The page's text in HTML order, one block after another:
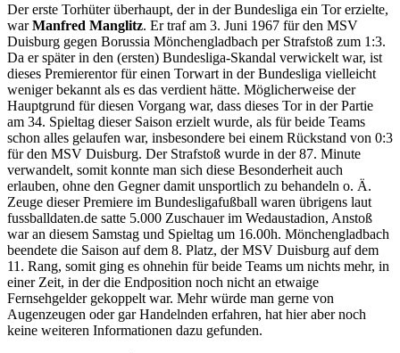
Der erste Torhüter überhaupt, der in der Bundesliga ein Tor erzielte,
warManfred Manglitz. Er traf am 3. Juni 1967 für den MSV
Duisburg gegen Borussia Mönchengladbach per Strafstoß zum 1:3.
Da er später in den (ersten) Bundesliga-Skandal verwickelt war, ist
dieses Premierentor für einen Torwart in der Bundesliga vielleicht
weniger bekannt als es das verdient hätte. Möglicherweise der
Hauptgrund für diesen Vorgang war, dass dieses Tor in der Partie
am 34. Spieltag dieser Saison erzielt wurde, als für beide Teams
schon alles gelaufen war, insbesondere bei einem Rückstand von 0:3
für den MSV Duisburg. Der Strafstoß wurde in der 87. Minute
verwandelt, somit konnte man sich diese Besonderheit auch
erlauben, ohne den Gegner damit unsportlich zu behandeln o. Ä.
Zeuge dieser Premiere im Bundesligafußball waren übrigens laut
fussballdaten.de satte 5.000 Zuschauer im Wedaustadion, Anstoß
war an diesem Samstag und Spieltag um 16.00h. Mönchengladbach
beendete die Saison auf dem 8. Platz, der MSV Duisburg auf dem
11. Rang, somit ging es ohnehin für beide Teams um nichts mehr, in
einer Zeit, in der die Endposition noch nicht an etwaige
Fernsehgelder gekoppelt war. Mehr würde man gerne von
Augenzeugen oder gar Handelnden erfahren, hat hier aber noch
keine weiteren Informationen dazu gefunden.